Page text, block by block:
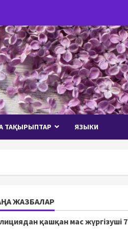
ТАҚЫРЫПТАР ЯЗЫКИ
ЖАЗБАЛАР
қашқан мас жүргізуші 7